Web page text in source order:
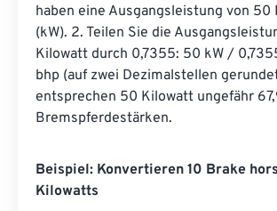
haben eine Ausgangsleistung von 50
(kW). 2. Teilen Sie die
Kilowatt durch 0,7355: 50 kW /
bhp (auf zwei Dezimalstellen
entsprechen 50 Kilowatt ungefähr
Bremspferdestärken.
Beispiel: Konvertieren 10 Brake
Kilowatts